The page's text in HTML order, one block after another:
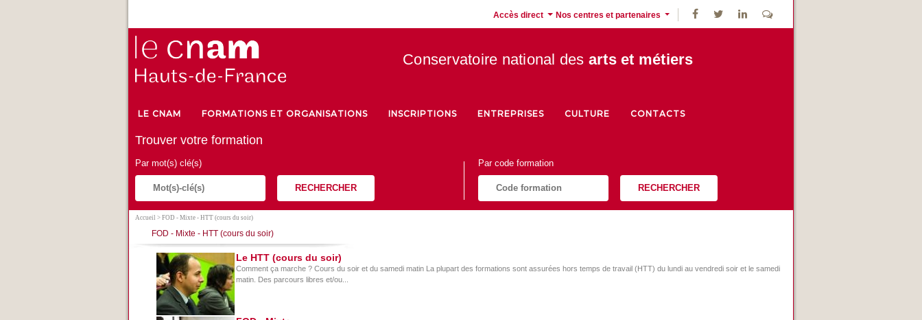
Accès direct Nos centres et partenaires
Conservatoire national des arts et métiers
LE CNAM FORMATIONS ET ORGANISATIONS INSCRIPTIONS ENTREPRISES CULTURE CONTACTS
Trouver votre formation
Par mot(s) clé(s)
RECHERCHER
Par code formation
RECHERCHER
Accueil > FOD - Mixte - HTT (cours du soir)
FOD - Mixte - HTT (cours du soir)
Le HTT (cours du soir)
Comment ça marche ? Cours du soir et du samedi matin La plupart des formations sont assurées hors temps de travail (HTT) du lundi au vendredi soir et le samedi
matin. Des parcours libres et/ou...